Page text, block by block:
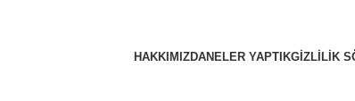
HAKKIMIZDANELER YAPTIKGIZLILIK